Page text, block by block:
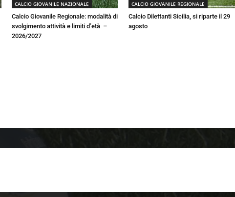
CALCIO GIOVANILE NAZIONALE
Calcio Giovanile Regionale: modalità di
svolgimento attività e limiti d’età –
2026/2027
CALCIO GIOVANILE REGIONALE
Calcio Dilettanti Sicilia, si riparte il 29
agosto